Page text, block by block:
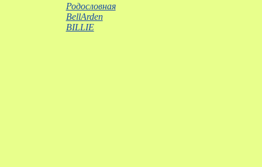
Родословная
BellArden
BILLIE